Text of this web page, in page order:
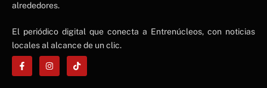
alrededores.
El periódico digital que conecta a Entrenúcleos, con noticias
locales al alcance de un clic.